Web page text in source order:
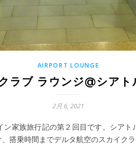
AIRPORT LOUNGE
ラブ ラウンジ@シアト
2月 6, 2021
家族旅行記の第２回目です。シア
搭乗時間までデルタ航空のスカイクラ